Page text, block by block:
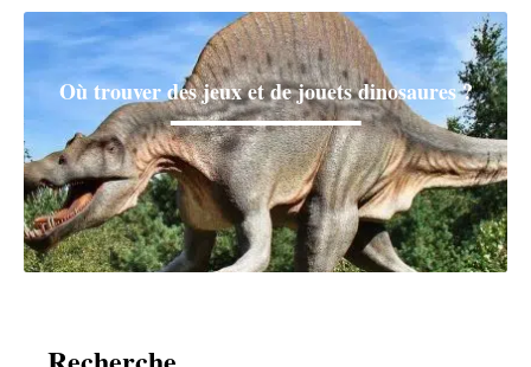
Où trouver des jeux et de jouets dinosaures ?